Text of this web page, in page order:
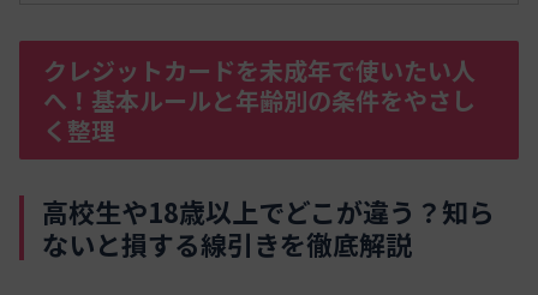
クレジットカードを未成年で使いたい人
へ！基本ルールと年齢別の条件をやさし
く整理
高校生や18歳以上でどこが違う？知ら
ないと損する線引きを徹底解説